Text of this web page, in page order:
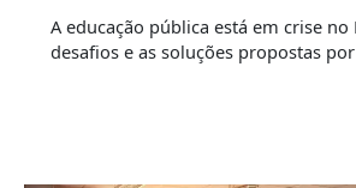
A educação pública está em crise no
desafios e as soluções propostas